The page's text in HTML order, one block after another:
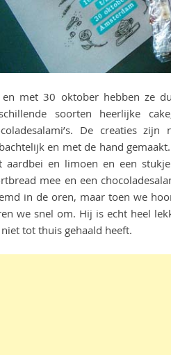
en met 30 oktober hebben ze
soorten heerlijke
De creaties
en met de hand
aardbei en limoen en een
mee en een
in de oren, maar toen we
we snel om. Hij is echt heel
tot thuis gehaald heeft.